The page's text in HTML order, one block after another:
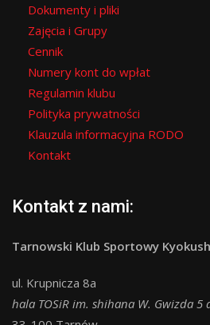
Dokumenty i pliki
Zajęcia i Grupy
Cennik
Numery kont do wpłat
Regulamin klubu
Polityka prywatności
Klauzula informacyjna RODO
Kontakt
Kontakt z nami:
Tarnowski Klub Sportowy
ul. Krupnicza 8a
hala TOSiR im. shihana W. Gwizda 5